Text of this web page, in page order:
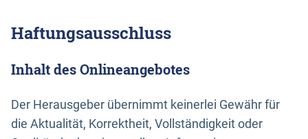
Haftungsausschluss
Inhalt des Onlineangebotes
Der Herausgeber übernimmt keinerlei Gewähr für
die Aktualität, Korrektheit, Vollständigkeit oder